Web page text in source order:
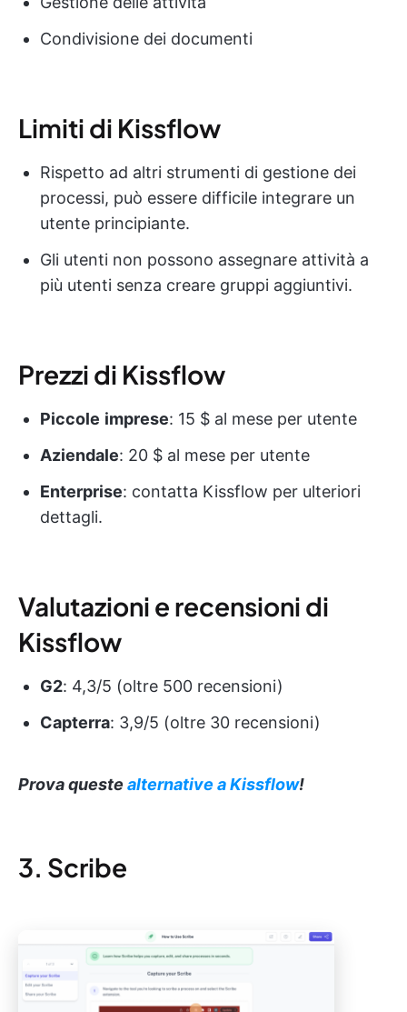
Condivisione dei documenti
Limiti di Kissflow
Rispetto ad altri strumenti di gestione dei
processi, può essere difficile integrare un
utente principiante.
Gli utenti non possono assegnare attività a
più utenti senza creare gruppi aggiuntivi.
Prezzi di Kissflow
Piccole imprese: 15 $ al mese per utente
Aziendale: 20 $ al mese per utente
Enterprise: contatta Kissflow per ulteriori
dettagli.
Valutazioni e recensioni di
Kissflow
G2: 4,3/5 (oltre 500 recensioni)
Capterra: 3,9/5 (oltre 30 recensioni)
Prova queste alternative a Kissflow!
3. Scribe